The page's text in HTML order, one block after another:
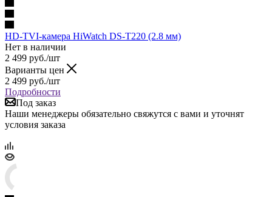
HD-TVI-камера HiWatch DS-T220 (2.8 мм)
Нет в наличии
2 499 руб./шт
Варианты цен
2 499 руб./шт
Подробности
Под заказ
Наши менеджеры обязательно свяжутся с вами и уточнят
условия заказа